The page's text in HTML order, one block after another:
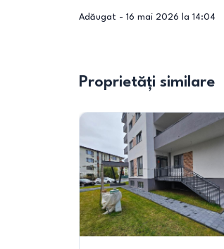
Adăugat - 16 mai 2026 la 14:04
Proprietăți similare